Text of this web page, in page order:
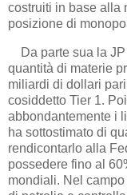
costruiti in base alla
posizione di
Da parte sua la JP
quantità di materie
miliardi di dollari
cosiddetto Tier 1.
abbondantemente i
ha sottostimato di
rendicontarlo alla
possedere fino al
mondiali. Nel